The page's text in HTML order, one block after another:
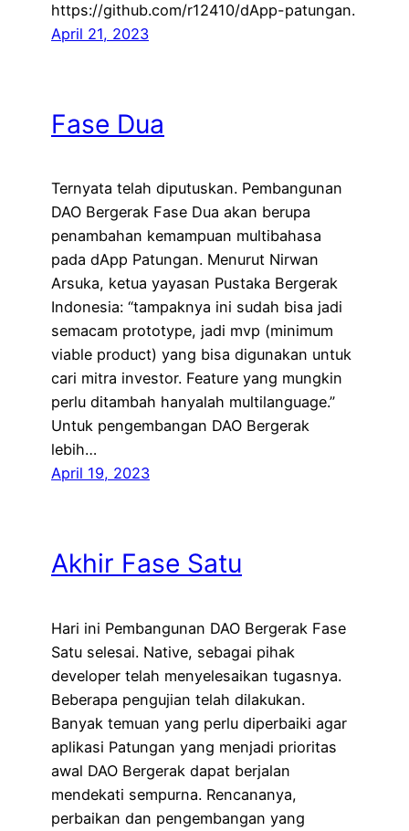
https://github.com/r12410/dApp-patungan.
April 21, 2023
Fase Dua
Ternyata telah diputuskan. Pembangunan
DAO Bergerak Fase Dua akan berupa
penambahan kemampuan multibahasa
pada dApp Patungan. Menurut Nirwan
Arsuka, ketua yayasan Pustaka Bergerak
Indonesia: “tampaknya ini sudah bisa jadi
semacam prototype, jadi mvp (minimum
viable product) yang bisa digunakan untuk
cari mitra investor. Feature yang mungkin
perlu ditambah hanyalah multilanguage.”
Untuk pengembangan DAO Bergerak
lebih…
April 19, 2023
Akhir Fase Satu
Hari ini Pembangunan DAO Bergerak Fase
Satu selesai. Native, sebagai pihak
developer telah menyelesaikan tugasnya.
Beberapa pengujian telah dilakukan.
Banyak temuan yang perlu diperbaiki agar
aplikasi Patungan yang menjadi prioritas
awal DAO Bergerak dapat berjalan
mendekati sempurna. Rencananya,
perbaikan dan pengembangan yang